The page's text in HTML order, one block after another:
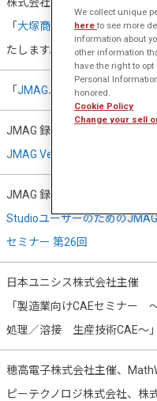
「 大塚商会CAEサミットin中部
たします。
「 JMAGユーザー会2013
JMAG 録画WEBセミナー開催
JMAG Ver.12 バージョンアッ
JMAG 録画WEBセミナー開催
Studioユーザーのための
セミナー 第26回
日本ユニシス株式会社主催
「製造業向けCAEセミナー
処理／溶接 生産技術CAE～
穂高電子株式会社主催、
ピーテクノロジ株式会社、株
We collect unique
hereto see more
information about
other information
have the right to
Personal
honored.
Cookie Policy
Change your sell